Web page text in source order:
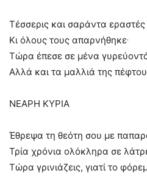
Τέσσερις και σαράντα
Κι όλους τους απαρνήθηκε.
Τώρα έπεσε σε μένα
Αλλά και τα μαλλιά της
ΝΕΑΡΗ ΚΥΡΙΑ
Έθρεψα τη θεότη σου με
Τρία χρόνια ολόκληρα σε
Τώρα γρινιάζεις, γιατί το